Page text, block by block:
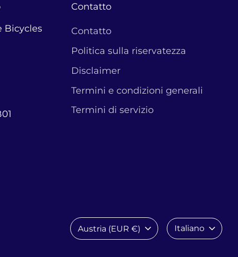
Bicycles
Contatto
Contatto
Politica sulla riservatezza
Disclaimer
Termini e condizioni generali
Termini di servizio
Valuta
Austria (EUR €) Lingua
Italiano